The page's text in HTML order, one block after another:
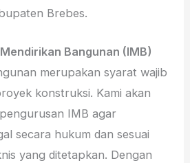
Brebes.
Bangunan (IMB)
merupakan syarat wajib
konstruksi. Kami akan
IMB agar
secara hukum dan sesuai
yang ditetapkan. Dengan